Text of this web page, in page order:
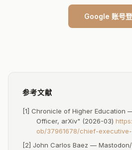
独立非营利可以直接向企业（如
Amazon）募资，也可以申请更多政
制定等方面可以更加中立地代表全球
潜在风险：
Google 账号
参考文献
[1] Chronicle of Higher Education
Officer, arXiv" (2026-03)
ob/37961678/chief-
[2] John Carlos Baez —